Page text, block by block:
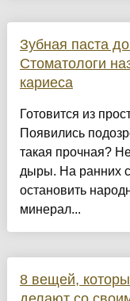
Зубная паста
Стоматологи
кариеса
Готовится из
Появились
такая прочная?
дыры. На ранних
остановить
минерал...
8 вещей,